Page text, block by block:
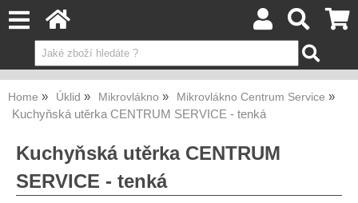
Home Úklid Mikrovlákno Mikrovlákno Centrum Service
Kuchyňská utěrka CENTRUM SERVICE - tenká
Kuchyňská utěrka CENTRUM
SERVICE - tenká